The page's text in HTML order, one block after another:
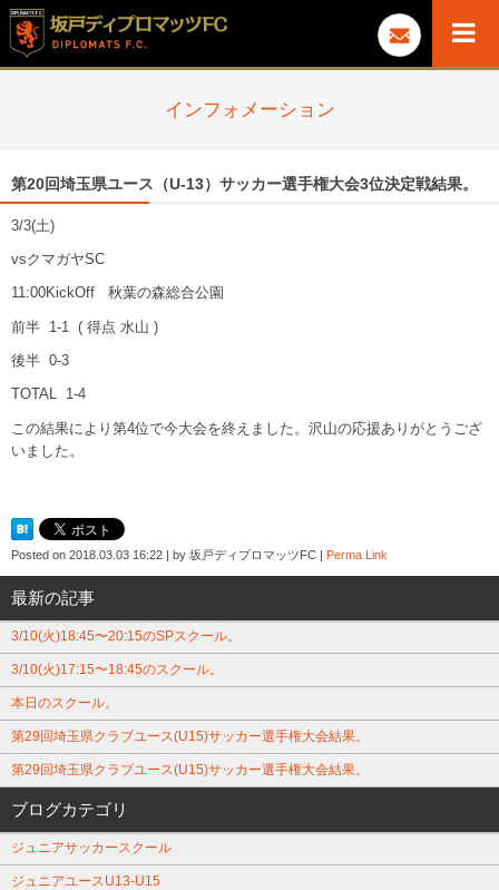
インフォメーション
第20回埼玉県ユース（U-13）サッカー選手権大会3位決定戦結果。
3/3(土)
vsクマガヤSC
11:00KickOff 秋葉の森総合公園
前半 1-1 ( 得点 水山 )
後半 0-3
TOTAL 1-4
この結果により第4位で今大会を終えました。沢山の応援ありがとうござ
いました。
Posted on 2018.03.03 16:22 | by 坂戸ディプロマッツFC | Perma Link
最新の記事
3/10(火)18:45〜20:15のSPスクール。
3/10(火)17:15〜18:45のスクール。
本日のスクール。
第29回埼玉県クラブユース(U15)サッカー選手権大会結果。
第29回埼玉県クラブユース(U15)サッカー選手権大会結果。
ブログカテゴリ
ジュニアサッカースクール
ジュニアユースU13-U15